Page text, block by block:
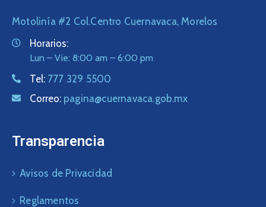
Motolinía #2 Col.Centro Cuernavaca, Morelos
Horarios:
Lun – Vie: 8:00 am – 6:00 pm
Tel: 777 329 5500
Correo: pagina@cuernavaca.gob.mx
Transparencia
Avisos de Privacidad
Reglamentos